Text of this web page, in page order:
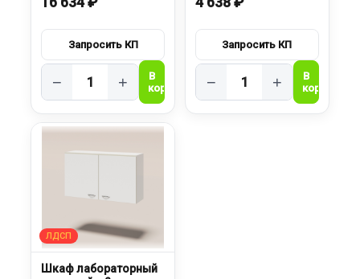
− + − +
Шкаф лабораторный